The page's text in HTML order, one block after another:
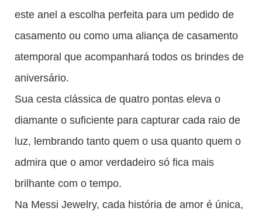
este anel a escolha perfeita para um pedido de
casamento ou como uma aliança de casamento
atemporal que acompanhará todos os brindes de
aniversário.
Sua cesta clássica de quatro pontas eleva o
diamante o suficiente para capturar cada raio de
luz, lembrando tanto quem o usa quanto quem o
admira que o amor verdadeiro só fica mais
brilhante com o tempo.
Na Messi Jewelry, cada história de amor é única,